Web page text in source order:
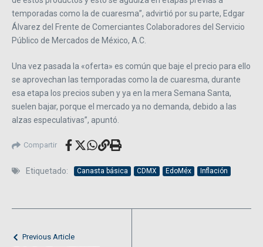
temporadas como la de cuaresma”, advirtió por su parte, Edgar
Álvarez del Frente de Comerciantes Colaboradores del Servicio
Público de Mercados de México, A.C.
Una vez pasada la «oferta» es común que baje el precio para ello
se aprovechan las temporadas como la de cuaresma, durante
esa etapa los precios suben y ya en la mera Semana Santa,
suelen bajar, porque el mercado ya no demanda, debido a las
alzas especulativas”, apuntó.
Compartir
Etiquetado: Canasta básica CDMX EdoMéx Inflación
Previous Article